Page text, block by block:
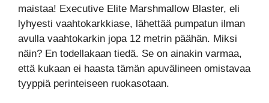
maistaa! Executive Elite Marshmallow Blaster, eli
lyhyesti vaahtokarkkiase, lähettää pumpatun ilman
avulla vaahtokarkin jopa 12 metrin päähän. Miksi
näin? En todellakaan tiedä. Se on ainakin varmaa,
että kukaan ei haasta tämän apuvälineen omistavaa
tyyppiä perinteiseen ruokasotaan.